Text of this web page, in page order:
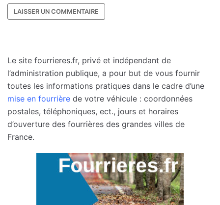
Le site fourrieres.fr, privé et indépendant de
l’administration publique, a pour but de vous fournir
toutes les informations pratiques dans le cadre d’une
mise en fourrière de votre véhicule : coordonnées
postales, téléphoniques, ect., jours et horaires
d’ouverture des fourrières des grandes villes de
France.